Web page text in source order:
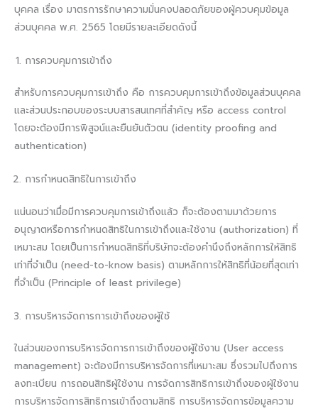
บุคคล เรื่อง มาตรการรักษาความมั่นคงปลอดภัยของผู้ควบคุมข้อมูล
ส่วนบุคคล พ.ศ. 2565 โดยมีรายละเอียดดังนี้
การควบคุมการเข้าถึง
สำหรับการควบคุมการเข้าถึง คือ การควบคุมการเข้าถึงข้อมูลส่วนบุคคล
และส่วนประกอบของระบบสารสนเทศที่สำคัญ หรือ access control
โดยจะต้องมีการพิสูจน์และยืนยันตัวตน (identity proofing and
authentication)
การกำหนดสิทธิในการเข้าถึง
แน่นอนว่าเมื่อมีการควบคุมการเข้าถึงแล้ว ก็จะต้องตามมาด้วยการ
อนุญาตหรือการกำหนดสิทธิในการเข้าถึงและใช้งาน (authorization) ที่
เหมาะสม โดยเป็นการกำหนดสิทธิที่บริษัทจะต้องคำนึงถึงหลักการให้สิทธิ
เท่าที่จำเป็น (need-to-know basis) ตามหลักการให้สิทธิที่น้อยที่สุดเท่า
ที่จำเป็น (Principle of least privilege)
การบริหารจัดการการเข้าถึงของผู้ใช้
ในส่วนของการบริหารจัดการการเข้าถึงของผู้ใช้งาน (User access
management) จะต้องมีการบริหารจัดการที่เหมาะสม ซึ่งรวมไปถึงการ
ลงทะเบียน การถอนสิทธิผู้ใช้งาน การจัดการสิทธิการเข้าถึงของผู้ใช้งาน
การบริหารจัดการสิทธิการเข้าถึงตามสิทธิ การบริหารจัดการข้อมูลความ